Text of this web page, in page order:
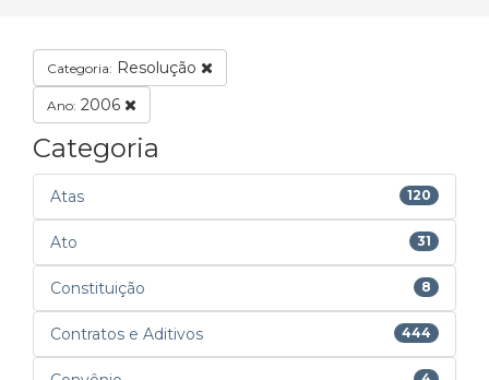
Categoria: Resolução
Ano: 2006
Categoria
Atas 120
Ato 31
Constituição 8
Contratos e Aditivos 444